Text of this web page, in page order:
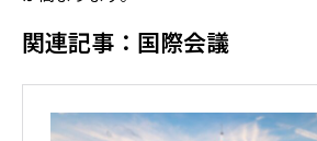
関連記事：国際会議